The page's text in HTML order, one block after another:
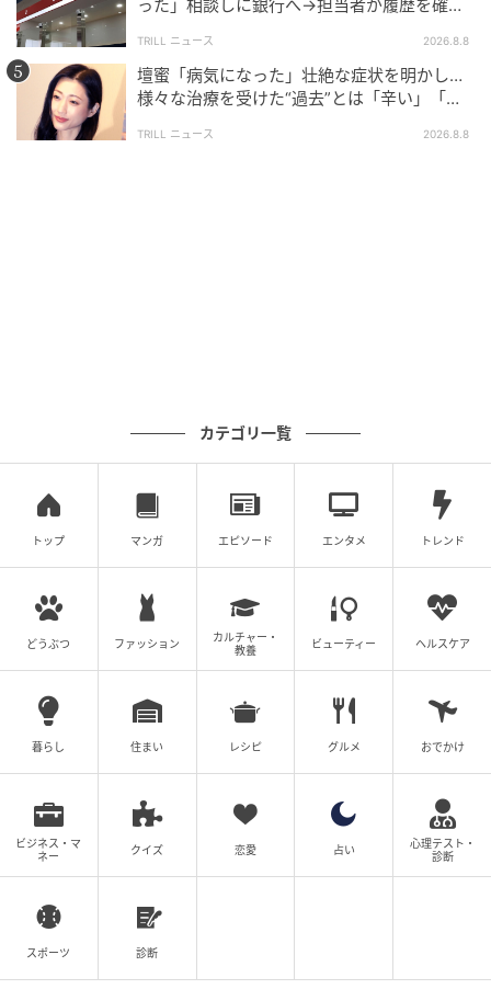
った」相談しに銀行へ→担当者が履歴を確認
TRILL ニュース 2026.8.8
壇蜜「病気になった」壮絶な症状を明かし…
様々な治療を受けた“過去”とは「辛い」「苦
TRILL ニュース 2026.8.8
カテゴリ一覧
トップ マンガ エピソード エンタメ トレンド
どうぶつ ファッション
カルチャー・
教養
ビューティー ヘルスケア
暮らし 住まい レシピ グルメ おでかけ
ビジネス・マ
ネー
クイズ 恋愛 占い
心理テスト・
診断
スポーツ 診断